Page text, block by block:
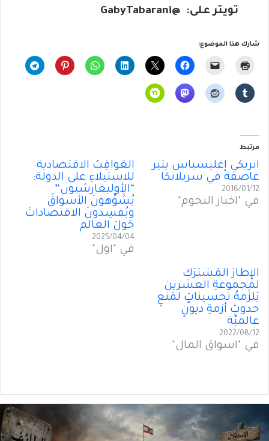
تويتر على: @GabyTabarani
شارك هذا الموضوع:
مرتبط
أنريكي إغليسياس يثير
عاصفة في سريلانكا
2016/01/12
في "أخبار النجوم"
العَواقِبُ الاقتصادية
للاستيلاءِ على الدولة:
“الأوليغارشيون”
يُشَوِّهونَ الأسواقَ
ويُفسِدونَ الاقتصاداتَ
حَولَ العالم
2025/04/04
في "أول"
الإطارُ المُشتَرَكُ
لمجموعةِ العشرين
يَلزَمهُ تحسيناتٍ لمَنعِ
حدوثِ أزمةِ ديونٍ
عالميّة
2022/08/12
في "أسواق المال"